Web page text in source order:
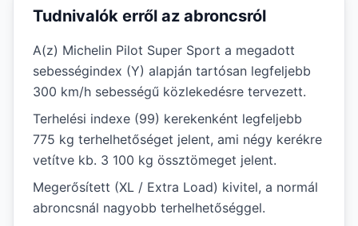
Tudnivalók erről az abroncsról
A(z) Michelin Pilot Super Sport a megadott
sebességindex (Y) alapján tartósan legfeljebb
300 km/h sebességű közlekedésre tervezett.
Terhelési indexe (99) kerekenként legfeljebb
775 kg terhelhetőséget jelent, ami négy kerékre
vetítve kb. 3 100 kg össztömeget jelent.
Megerősített (XL / Extra Load) kivitel, a normál
abroncsnál nagyobb terhelhetőséggel.